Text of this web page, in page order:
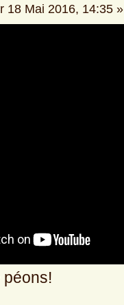
18 Mai 2016, 14:35
péons!